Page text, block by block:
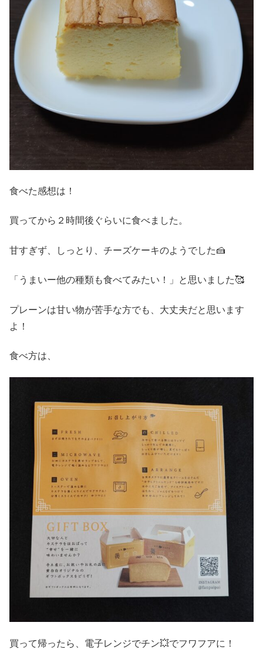
食べた感想は！
買ってから２時間後ぐらいに食べました。
甘すぎず、しっとり、チーズケーキのようでした🍰
「うまいー他の種類も食べてみたい！」と思いました🥰
プレーンは甘い物が苦手な方でも、大丈夫だと思います
よ！
食べ方は、
買って帰ったら、電子レンジでチン💥でフワフアに！